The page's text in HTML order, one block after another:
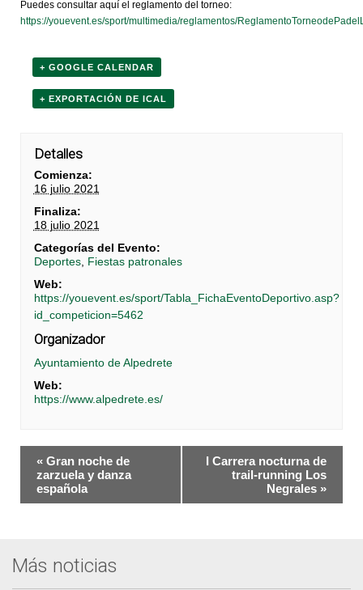
Puedes consultar aquí el reglamento del torneo:
https://youevent.es/sport/multimedia/reglamentos/
+ GOOGLE CALENDAR
+ EXPORTACIÓN DE ICAL
Detalles
Comienza:
16 julio 2021
Finaliza:
18 julio 2021
Categorías del Evento:
Deportes, Fiestas patronales
Web:
https://youevent.es/sport/Tabla_FichaEventoDeportivo.asp?
id_competicion=5462
Organizador
Ayuntamiento de Alpedrete
Web:
https://www.alpedrete.es/
Navegación
del
Evento
« Gran noche de
zarzuela y danza
española
I Carrera nocturna de
trail-running Los
Negrales »
Más noticias